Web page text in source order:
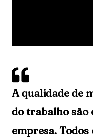
A qualidade de
do trabalho são
empresa.